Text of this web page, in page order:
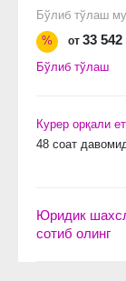
Бўлиб тўлаш
%
от 33
Бўлиб тўлаш
Курер орқали
48 соат
Юридик
сотиб олинг